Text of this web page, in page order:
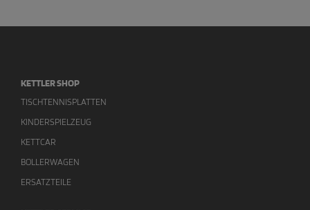
KETTLER SHOP
TISCHTENNISPLATTEN
KINDERSPIELZEUG
KETTCAR
BOLLERWAGEN
ERSATZTEILE